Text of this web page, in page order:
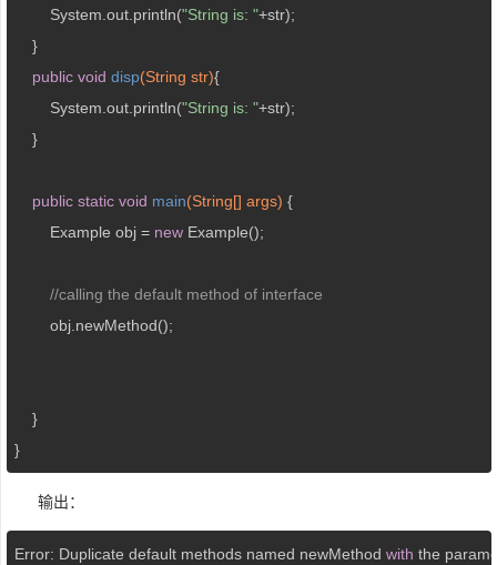
        System.out.println(
"String is: "+str);
    }
public void disp(String str){
    	System.out.println(
"String is: "+str);
    }
public static void main(String[] args) {
    	Example obj =
new Example();
//calling the default method of interface
        obj.newMethod();
    }
}
输出：
Error: Duplicate default methods named newMethod with the